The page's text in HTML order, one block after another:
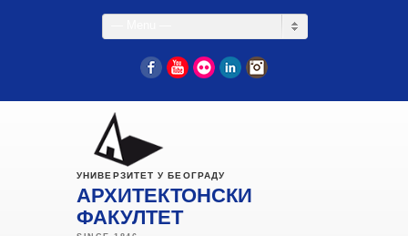
FacebookYouTube
Flickr LinkedIn
УНИВЕРЗИТЕТ У БЕОГРАДУ
АРХИТЕКТОНСКИ
ФАКУЛТЕТ